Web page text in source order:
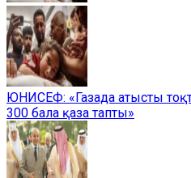
ЮНИСЕФ: «Газада атысты
300 бала қаза тапты»